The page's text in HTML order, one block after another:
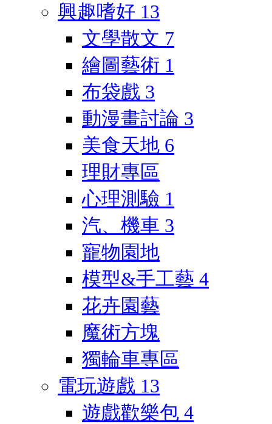
興趣嗜好 13
文學散文 7
繪圖藝術 1
布袋戲 3
動漫畫討論 3
美食天地 6
理財專區
心理測驗 1
汽、機車 3
寵物園地
模型&手工藝 4
花卉園藝
魔術方塊
獨輪車專區
電玩遊戲 13
遊戲歡樂包 4